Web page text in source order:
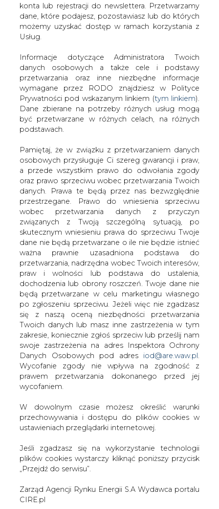
konta lub rejestracji do newslettera. Przetwarzamy
dane, które podajesz, pozostawiasz lub do których
możemy uzyskać dostęp w ramach korzystania z
Usług.
Informacje dotyczące Administratora Twoich
danych osobowych a także cele i podstawy
przetwarzania oraz inne niezbędne informacje
wymagane przez RODO znajdziesz w Polityce
Prywatności pod wskazanym linkiem (tym linkiem).
Dane zbierane na potrzeby różnych usług mogą
być przetwarzane w różnych celach, na różnych
podstawach.
Pamiętaj, że w związku z przetwarzaniem danych
osobowych przysługuje Ci szereg gwarancji i praw,
a przede wszystkim prawo do odwołania zgody
oraz prawo sprzeciwu wobec przetwarzania Twoich
danych. Prawa te będą przez nas bezwzględnie
przestrzegane. Prawo do wniesienia sprzeciwu
wobec przetwarzania danych z przyczyn
związanych z Twoją szczególną sytuacją, po
skutecznym wniesieniu prawa do sprzeciwu Twoje
dane nie będą przetwarzane o ile nie będzie istnieć
ważna prawnie uzasadniona podstawa do
przetwarzania, nadrzędna wobec Twoich interesów,
praw i wolności lub podstawa do ustalenia,
dochodzenia lub obrony roszczeń. Twoje dane nie
będą przetwarzane w celu marketingu własnego
po zgłoszeniu sprzeciwu. Jeżeli więc nie zgadzasz
się z naszą oceną niezbędności przetwarzania
Twoich danych lub masz inne zastrzeżenia w tym
zakresie, koniecznie zgłoś sprzeciw lub prześlij nam
swoje zastrzeżenia na adres Inspektora Ochrony
Danych Osobowych pod adres iod@are.waw.pl
Wycofanie zgody nie wpływa na zgodność z
prawem przetwarzania dokonanego przed jej
wycofaniem.
W dowolnym czasie możesz określić warunki
przechowywania i dostępu do plików cookies w
ustawieniach przeglądarki internetowej.
Jeśli zgadzasz się na wykorzystanie technologii
plików cookies wystarczy kliknąć poniższy przycisk
„Przejdź do serwisu”.
Zarząd Agencji Rynku Energii S.A Wydawca portalu
CIRE.pl
Strona główna
SERWIS INFORMACYJNY CIRE
PSE-Operator: Komunikat dot. IRiESP
2006-03-21 00:00
skomentuj
udostępnij:
PSE-Operator: Komunikat dot.
IRiESP
Uprzejmie informujemy, że Operator
Systemu Przesyłowego, zgodnie z
Komunikatem OSP z dnia 21 lutego
2006r., zakończył w dniu 14 marca
2006r. proces konsultacji zmian
projektu Instrukcji Ruchu i Eksploatacji
Sieci Przesyłowej - Warunki korzystania,
prowadzenia ruchu, eksploatacji i
planowania rozwoju sieci (IRiESP-
korzystanie)
OSP zwrócił się do uczestników rynku energii z prośbą o
przesyłanie uwag lub propozycji zapisów dotyczących
wyłącznie zmian projektu IRiESP-korzystanie
określonych w Aktualizacji.
W okresie przewidzianym na konsultacje nie wpłynęły do
OSP ze strony uczestników rynku energii uwagi lub
propozycje zapisów dotyczące zmian projektu IRiESP -
przez jedyny podmiot biorący udział w procesie
konsultacji, nie dotyczyły zmian określonych w
Aktualizacji i z tego też względu zgłoszone przez ww.
Wyniki konsultacji w postaci uwag nadesłanych przez
użytkowników systemu i stanowisko OSP wobec
Raport OSP z konsultacji zmian aktualizacyjnych projektu
IRiESP –Warunki korzystania, prowadzenia ruchu,